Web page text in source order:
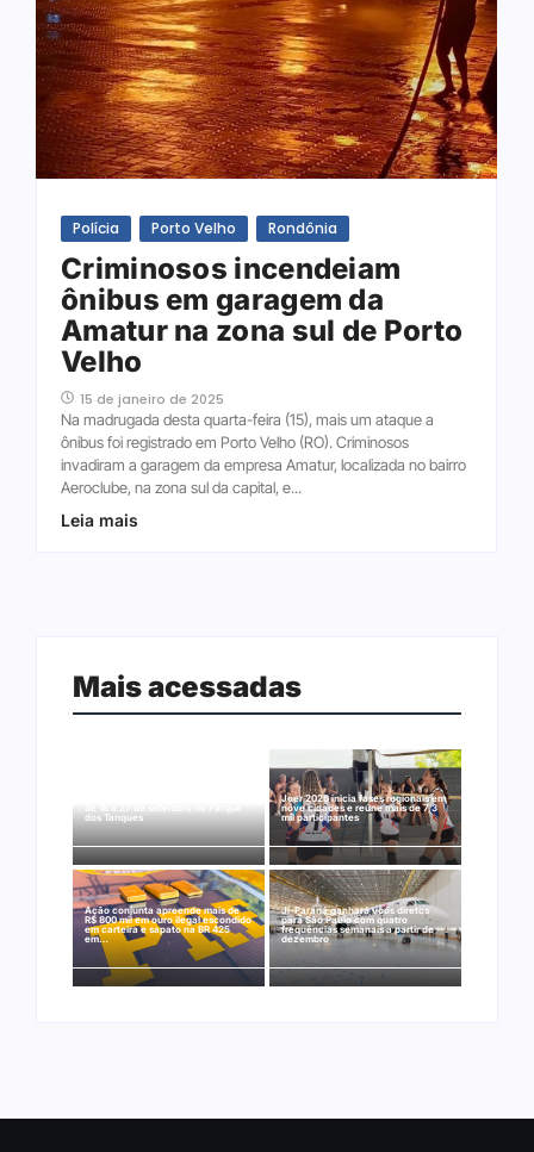
Polícia Porto Velho Rondônia
Criminosos incendeiam
ônibus em garagem da
Amatur na zona sul de Porto
Velho
15 de janeiro de 2025
Na madrugada desta quarta-feira (15), mais um ataque a
ônibus foi registrado em Porto Velho (RO). Criminosos
invadiram a garagem da empresa Amatur, localizada no bairro
Aeroclube, na zona sul da capital, e...
Leia mais
Mais acessadas
de 18 a 27 de setembro no Parque
dos Tanques
Joer 2026 inicia fases regionais em
nove cidades e reúne mais de 7,3
mil participantes
Ação conjunta apreende mais de
R$ 800 mil em ouro ilegal escondido
em carteira e sapato na BR 425
em…
Ji-Paraná ganhará voos diretos
para São Paulo com quatro
frequências semanais a partir de
dezembro